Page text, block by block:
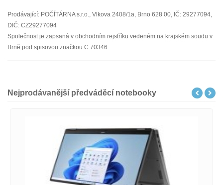
Prodávající: POČÍTÁRNA s.r.o., Vlkova 2408/1a, Brno 628 00, IČ: 29277094,
DIČ: CZ29277094
Společnost je zapsaná v obchodním rejstříku vedeném na krajském soudu v
Brně pod spisovou značkou C 70346
Nejprodávanější předváděcí notebooky